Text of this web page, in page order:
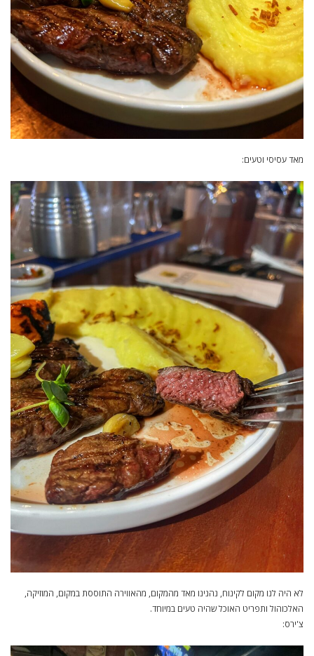
מאד עסיסי וטעים:
לא היה לנו מקום לקינוח, נהנינו מאד מהמקום, מהאווירה התוססת במקום, המוזיקה,
האלכוהול ותפריט האוכל שהיה טעים במיוחד.
צ'ירס: